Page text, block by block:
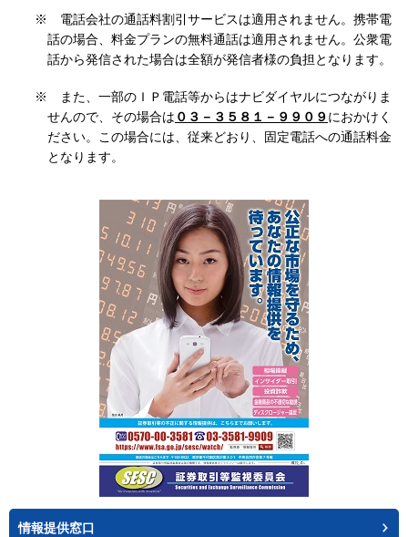
※
電話会社の通話料割引サービスは適用されません。携帯電
話の場合、料金プランの無料通話は適用されません。公衆電
話から発信された場合は全額が発信者様の負担となります。
※
また、一部のＩＰ電話等からはナビダイヤルにつながりま
せんので、その場合は ０３－３５８１－９９０９におかけく
ださい。この場合には、従来どおり、固定電話への通話料金
となります。
情報提供窓口